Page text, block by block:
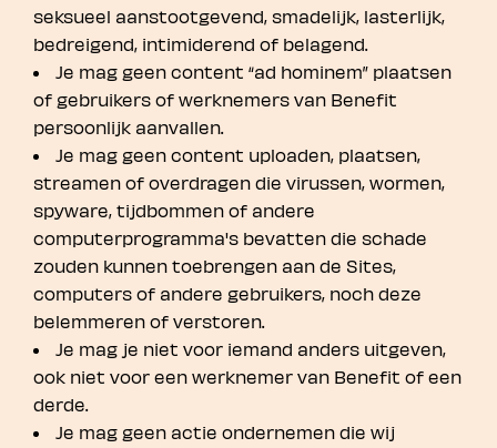
seksueel aanstootgevend, smadelijk, lasterlijk,
bedreigend, intimiderend of belagend.
Je mag geen content “ad hominem” plaatsen
of gebruikers of werknemers van Benefit
persoonlijk aanvallen.
Je mag geen content uploaden, plaatsen,
streamen of overdragen die virussen, wormen,
spyware, tijdbommen of andere
computerprogramma's bevatten die schade
zouden kunnen toebrengen aan de Sites,
computers of andere gebruikers, noch deze
belemmeren of verstoren.
Je mag je niet voor iemand anders uitgeven,
ook niet voor een werknemer van Benefit of een
derde.
Je mag geen actie ondernemen die wij